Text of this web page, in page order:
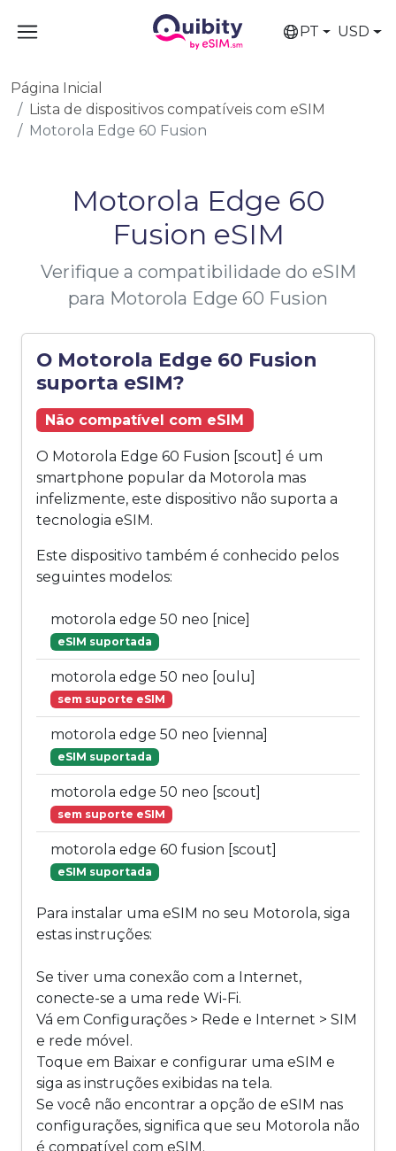
PT USD
Página Inicial
Lista de dispositivos compatíveis com eSIM
Motorola Edge 60 Fusion
Motorola Edge 60
Fusion eSIM
Verifique a compatibilidade do eSIM
para Motorola Edge 60 Fusion
O Motorola Edge 60 Fusion
suporta eSIM?
Não compatível com eSIM
O Motorola Edge 60 Fusion [scout] é um
smartphone popular da Motorola mas
infelizmente, este dispositivo não suporta a
tecnologia eSIM.
Este dispositivo também é conhecido pelos
seguintes modelos:
motorola edge 50 neo [nice]
eSIM suportada
motorola edge 50 neo [oulu]
sem suporte eSIM
motorola edge 50 neo [vienna]
eSIM suportada
motorola edge 50 neo [scout]
sem suporte eSIM
motorola edge 60 fusion [scout]
eSIM suportada
Para instalar uma eSIM no seu Motorola, siga
estas instruções:
Se tiver uma conexão com a Internet,
conecte-se a uma rede Wi-Fi.
Vá em Configurações > Rede e Internet > SIM
e rede móvel.
Toque em Baixar e configurar uma eSIM e
siga as instruções exibidas na tela.
Se você não encontrar a opção de eSIM nas
configurações, significa que seu Motorola não
é compatível com eSIM.